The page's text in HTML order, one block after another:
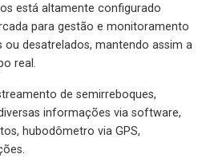
está altamente configurado
para gestão e monitoramento
ou desatrelados, mantendo assim a
real.
de semirreboques,
informações via software,
hubodômetro via GPS,